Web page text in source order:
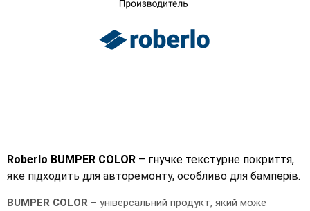
Roberlo BUMPER COLOR – гнучке текстурне покриття,
яке підходить для авторемонту, особливо для бамперів.
BUMPER COLOR – універсальний продукт, який може